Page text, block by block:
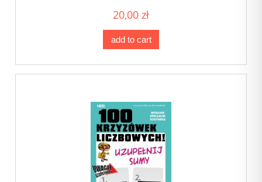
20,00 zł
add to cart